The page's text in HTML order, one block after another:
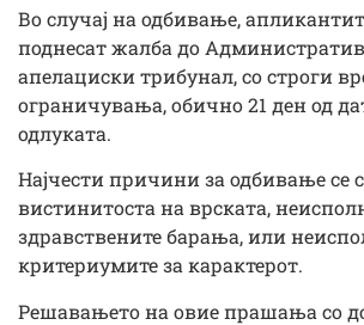
Во случај на одбивање,
поднесат жалба до
апелациски трибунал, со строги
ограничувања, обично 21 ден од
одлуката.
Најчести причини за одбивање се
вистинитоста на врската,
здравствените барања, или
критериумите за карактерот.
Решавањето на овие прашања со